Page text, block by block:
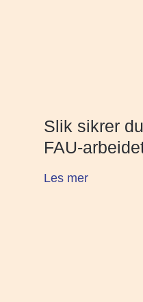
Slik sikrer
FAU-
Les mer